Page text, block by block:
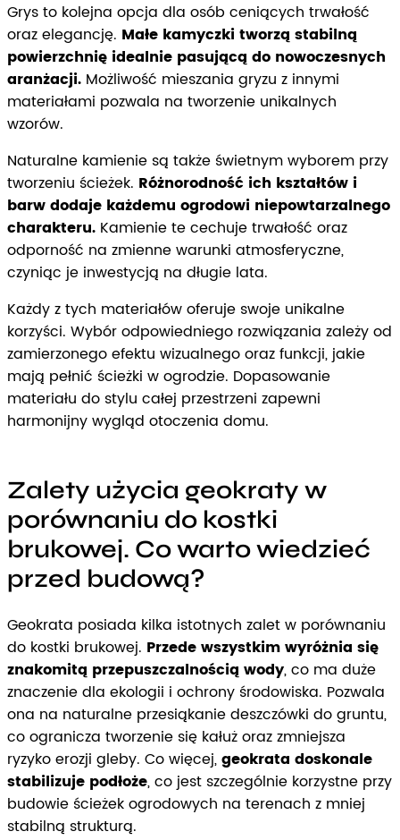
Grys to kolejna opcja dla osób ceniących trwałość
oraz elegancję. Małe kamyczki tworzą stabilną
powierzchnię idealnie pasującą do nowoczesnych
aranżacji. Możliwość mieszania gryzu z innymi
materiałami pozwala na tworzenie unikalnych
wzorów.
Naturalne kamienie są także świetnym wyborem przy
tworzeniu ścieżek. Różnorodność ich kształtów i
barw dodaje każdemu ogrodowi niepowtarzalnego
charakteru. Kamienie te cechuje trwałość oraz
odporność na zmienne warunki atmosferyczne,
czyniąc je inwestycją na długie lata.
Każdy z tych materiałów oferuje swoje unikalne
korzyści. Wybór odpowiedniego rozwiązania zależy od
zamierzonego efektu wizualnego oraz funkcji, jakie
mają pełnić ścieżki w ogrodzie. Dopasowanie
materiału do stylu całej przestrzeni zapewni
harmonijny wygląd otoczenia domu.
Zalety użycia geokraty w
porównaniu do kostki
brukowej. Co warto wiedzieć
przed budową?
Geokrata posiada kilka istotnych zalet w porównaniu
do kostki brukowej. Przede wszystkim wyróżnia się
znakomitą przepuszczalnością wody, co ma duże
znaczenie dla ekologii i ochrony środowiska. Pozwala
ona na naturalne przesiąkanie deszczówki do gruntu,
co ogranicza tworzenie się kałuż oraz zmniejsza
ryzyko erozji gleby. Co więcej,geokrata doskonale
stabilizuje podłoże, co jest szczególnie korzystne przy
budowie ścieżek ogrodowych na terenach z mniej
stabilną strukturą.